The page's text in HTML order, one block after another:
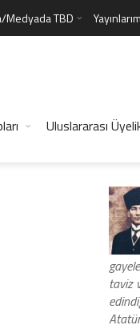
Medyada TBD
Uluslararası
taviz